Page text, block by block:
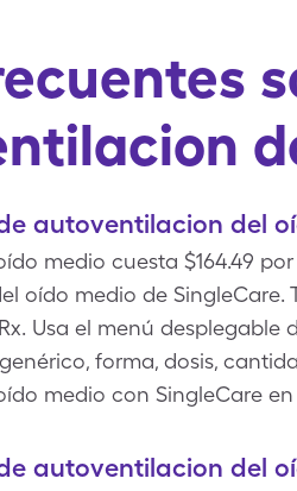
autoventilacion del
medio cuesta $164.49
oído medio de SingleCare.
Usa el menú
forma, dosis,
medio con SingleCare
autoventilacion del